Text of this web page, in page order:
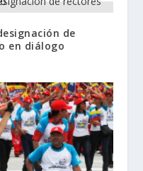
de
en diálogo